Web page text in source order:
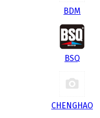
BDM
BSQ
CHENGHAO